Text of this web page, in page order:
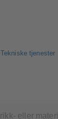
Tekniske tjenester